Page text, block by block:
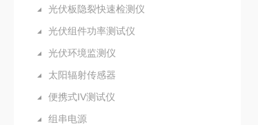
光伏板隐裂快速检测仪
光伏组件功率测试仪
光伏环境监测仪
太阳辐射传感器
便携式IV测试仪
组串电源